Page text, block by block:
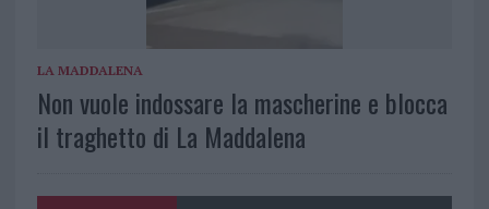
LA MADDALENA
Non vuole indossare la mascherine e blocca
il traghetto di La Maddalena